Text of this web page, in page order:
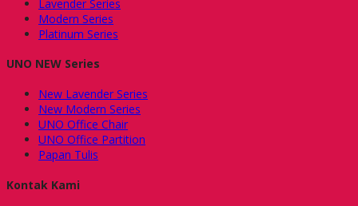
Lavender Series
Modern Series
Platinum Series
UNO NEW Series
New Lavender Series
New Modern Series
UNO Office Chair
UNO Office Partition
Papan Tulis
Kontak Kami